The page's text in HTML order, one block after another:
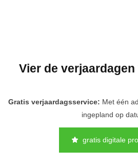
Vier de
Gratis verjaardagsservice: Met één
ingepland op
gratis digitale